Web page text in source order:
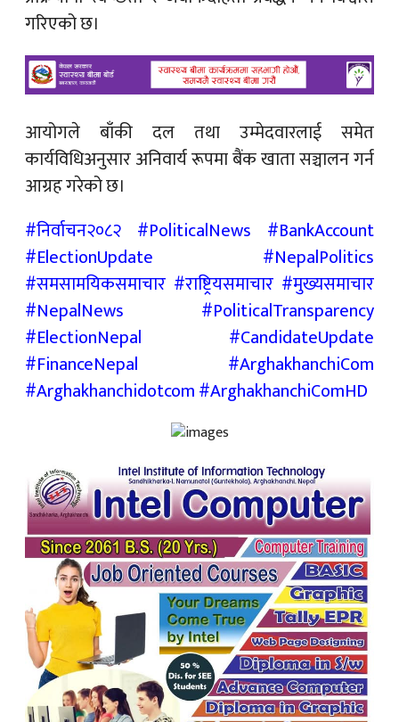
गरिएको छ।
आयोगले बाँकी दल तथा उम्मेदवारलाई समेत
कार्यविधिअनुसार अनिवार्य रूपमा बैंक खाता सञ्चालन गर्न
आग्रह गरेको छ।
#निर्वाचन२०८२ #PoliticalNews #BankAccount
#ElectionUpdate #NepalPolitics
#समसामयिकसमाचार #राष्ट्रियसमाचार #मुख्यसमाचार
#NepalNews #PoliticalTransparency
#ElectionNepal #CandidateUpdate
#FinanceNepal #ArghakhanchiCom
#Arghakhanchidotcom #ArghakhanchiComHD